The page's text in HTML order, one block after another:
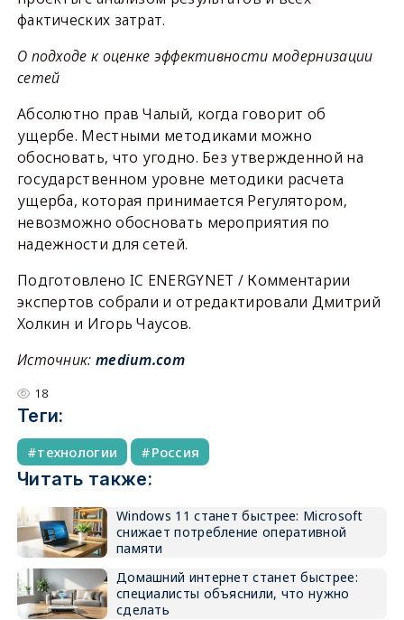
фактических затрат.
О подходе к оценке эффективности модернизации
сетей
Абсолютно прав Чалый, когда говорит об
ущербе. Местными методиками можно
обосновать, что угодно. Без утвержденной на
государственном уровне методики расчета
ущерба, которая принимается Регулятором,
невозможно обосновать мероприятия по
надежности для сетей.
Подготовлено IC ENERGYNET / Комментарии
экспертов собрали и отредактировали Дмитрий
Холкин и Игорь Чаусов.
Источник: medium.com
18
Теги:
технологии Россия
Читать также:
Windows 11 станет быстрее: Microsoft
снижает потребление оперативной
памяти
Домашний интернет станет быстрее:
специалисты объяснили, что нужно
сделать